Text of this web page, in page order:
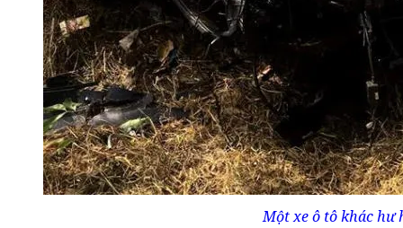
Một xe ô tô khác hư